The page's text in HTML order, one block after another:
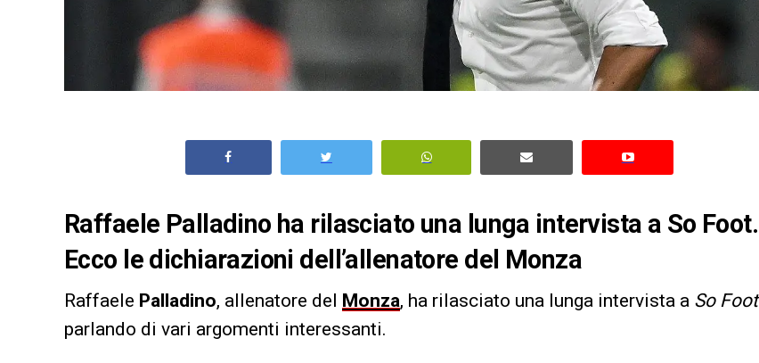
Raffaele Palladino ha rilasciato una lunga intervista a So Foot.
Ecco le dichiarazioni dell’allenatore del Monza
Raffaele Palladino, allenatore del Monza, ha rilasciato una lunga intervista a So Foot
parlando di vari argomenti interessanti.